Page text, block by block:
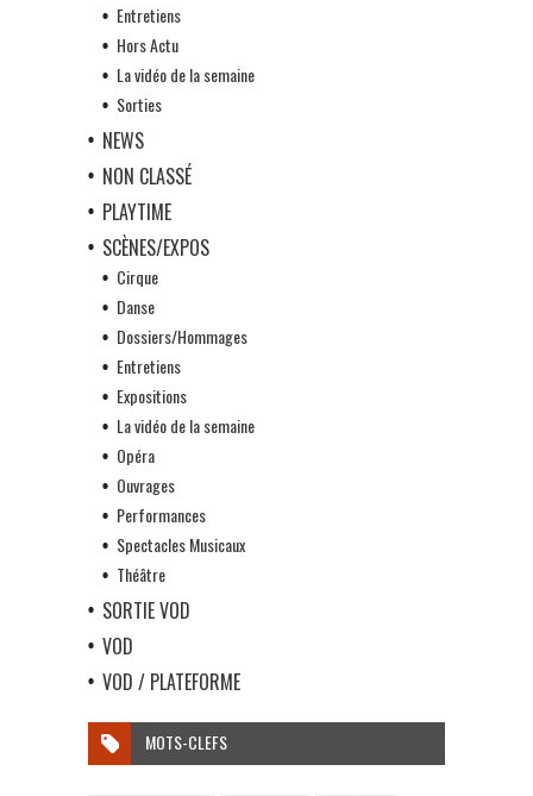
Entretiens
Hors Actu
La vidéo de la semaine
Sorties
NEWS
NON CLASSÉ
PLAYTIME
SCÈNES/EXPOS
Cirque
Danse
Dossiers/Hommages
Entretiens
Expositions
La vidéo de la semaine
Opéra
Ouvrages
Performances
Spectacles Musicaux
Théâtre
SORTIE VOD
VOD
VOD / PLATEFORME
MOTS-CLEFS